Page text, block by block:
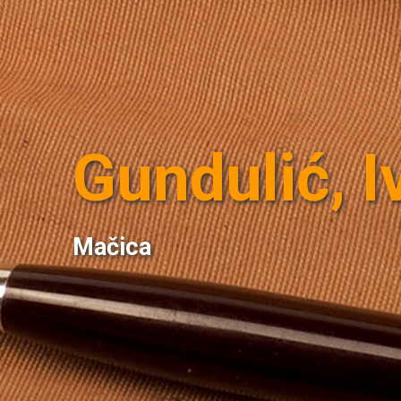
Gundulić,
Mačica